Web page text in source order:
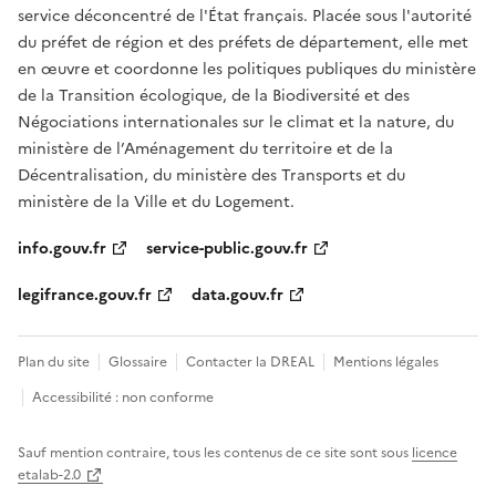
service déconcentré de l'État français. Placée sous l'autorité
du préfet de région et des préfets de département, elle met
en œuvre et coordonne les politiques publiques du ministère
de la Transition écologique, de la Biodiversité et des
Négociations internationales sur le climat et la nature, du
ministère de l’Aménagement du territoire et de la
Décentralisation, du ministère des Transports et du
ministère de la Ville et du Logement.
info.gouv.fr
service-public.gouv.fr
legifrance.gouv.fr
data.gouv.fr
Plan du site Glossaire Contacter la DREAL
Mentions légales
Accessibilité : non conforme
Sauf mention contraire, tous les contenus de ce site sont sous licence
etalab-2.0